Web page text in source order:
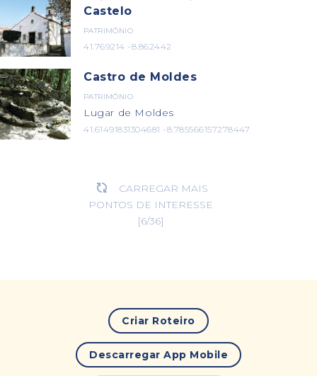
Castelo
PATRIMÓNIO
41.769214 -8.862442
Castro de Moldes
PATRIMÓNIO
Lugar de Moldes
41.61491831304681 -8.785566157278447

CARREGAR MAIS
PONTOS DE INTERESSE
[6/36]
Criar Roteiro
Descarregar App Mobile